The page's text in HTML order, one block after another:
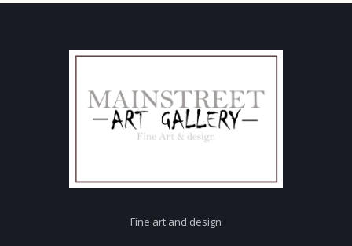
Fine art and design